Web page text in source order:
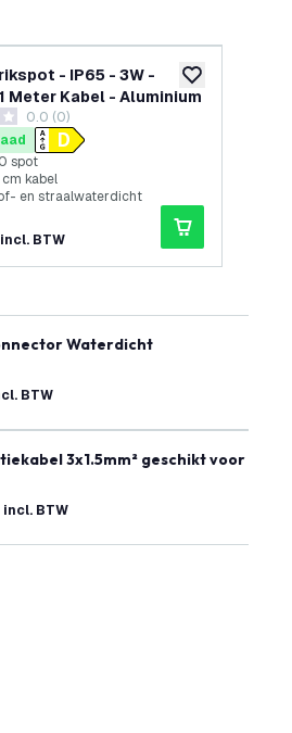
toevoegen
- IP65 - 3W -
Meter Kabel - Aluminium
0.0 (0)
spot
kabel
en straalwaterdicht
incl. BTW
Waterdicht
BTW
3x1.5mm² geschikt voor
incl. BTW